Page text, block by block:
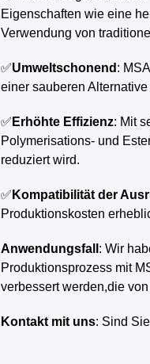
Eigenschaften wie eine
Verwendung von
✅Umweltschonend :
einer sauberen
✅ Erhöhte Effizienz: Mit
Polymerisations- und
reduziert wird.
✅ Kompatibilität der
Produktionskosten
Anwendungsfall : Wir
Produktionsprozess mit
verbessert werden,die
Kontakt mit uns: Sind